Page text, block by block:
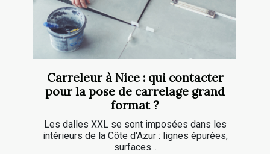
Carreleur à Nice : qui contacter
pour la pose de carrelage grand
format ?
Les dalles XXL se sont imposées dans les
intérieurs de la Côte d'Azur : lignes épurées,
surfaces...